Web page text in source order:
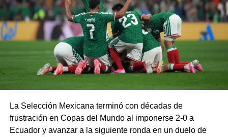
La Selección Mexicana terminó con décadas de
frustración en Copas del Mundo al imponerse 2-0 a
Ecuador y avanzar a la siguiente ronda en un duelo de